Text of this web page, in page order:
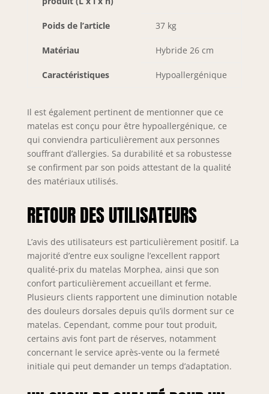
Poids de l’article 37 kg
Matériau Hybride 26 cm
Caractéristiques Hypoallergénique
Il est également pertinent de mentionner que ce
matelas est conçu pour être hypoallergénique, ce
qui conviendra particulièrement aux personnes
souffrant d’allergies. Sa durabilité et sa robustesse
se confirment par son poids attestant de la qualité
des matériaux utilisés.
RETOUR DES UTILISATEURS
L’avis des utilisateurs est particulièrement positif. La
majorité d’entre eux souligne l’excellent rapport
qualité-prix du matelas Morphea, ainsi que son
confort particulièrement accueillant et ferme.
Plusieurs clients rapportent une diminution notable
des douleurs dorsales depuis qu’ils dorment sur ce
matelas. Cependant, comme pour tout produit,
certains avis font part de réserves, notamment
concernant le service après-vente ou la fermeté
initiale qui peut demander un temps d’adaptation.